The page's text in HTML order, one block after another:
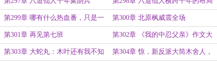
第299章 哪有什么热血番，只是一
群二代们的大乱斗而已
第300章 北原枫威震全场
第301章 再见第七班 第302章 《我的中忍父亲》作文大
赛一等奖！
第303章 大蛇丸：木叶还有我不知 第304章 惊，新反派大筒木舍人，